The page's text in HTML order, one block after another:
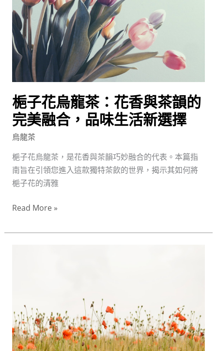
梔子花烏龍茶：花香與茶韻的
完美融合，品味生活新選擇
烏龍茶
梔子花烏龍茶，是花香與茶韻巧妙融合的代表。本篇指
南旨在引領您進入這款獨特茶飲的世界，揭示其如何將
梔子花的清雅
花
香
與
茶
韻
的
美
融
合，
品
味
生
活
選
Read More »
龍
茶
尋